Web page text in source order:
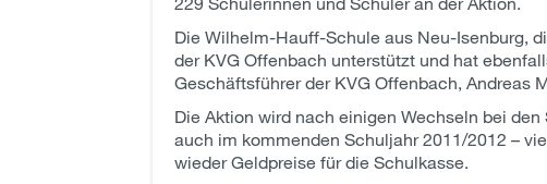
Die Wilhelm-Hauff-Schule aus Neu-Isenburg,
der KVG Offenbach unterstützt und hat
Geschäftsführer der KVG Offenbach, Andreas
Die Aktion wird nach einigen Wechseln bei
auch im kommenden Schuljahr 2011/2012 –
wieder Geldpreise für die Schulkasse.